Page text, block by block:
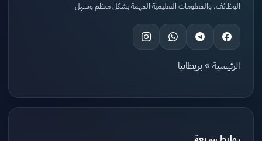
الوظائف، والمعلومات التعليمية المهمة بشكل منظم وسهل.
الرئيسية » بريطانيا